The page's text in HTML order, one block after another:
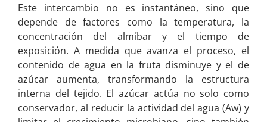
Este intercambio no es instantáneo, sino que
depende de factores como la temperatura, la
concentración del almíbar y el tiempo de
exposición. A medida que avanza el proceso, el
contenido de agua en la fruta disminuye y el de
azúcar aumenta, transformando la estructura
interna del tejido. El azúcar actúa no solo como
conservador, al reducir la actividad del agua (Aw) y